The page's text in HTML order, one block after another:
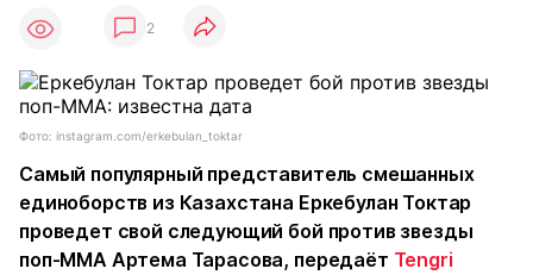
2
Фото: instagram.com/erkebulan_toktar
Самый популярный представитель смешанных
единоборств из Казахстана Еркебулан Токтар
проведет свой следующий бой против звезды
поп-ММА Артема Тарасова, передаёт Tengri